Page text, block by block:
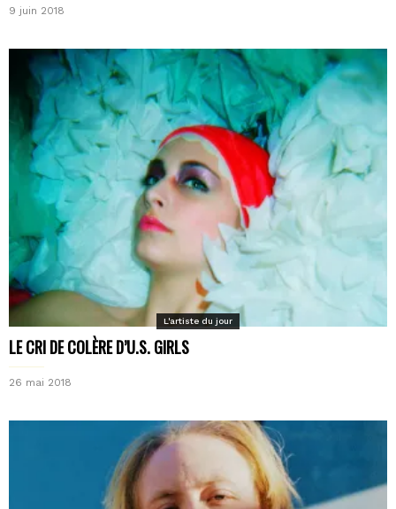
9 juin 2018
L'artiste du jour
LE CRI DE COLÈRE D’U.S. GIRLS
26 mai 2018